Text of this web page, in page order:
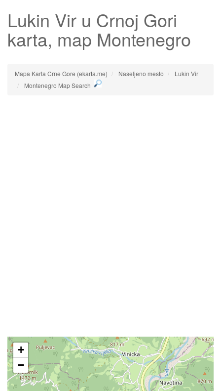
Lukin Vir u Crnoj Gori
karta, map Montenegro
Mapa Karta Crne Gore (ekarta.me) Naseljeno mesto
Lukin Vir
Montenegro Map Search
+
−